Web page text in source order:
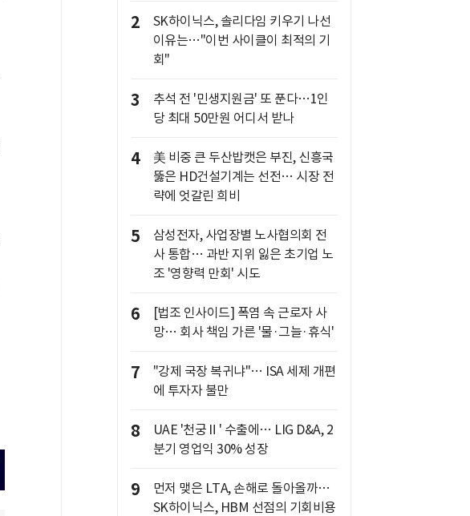
2
SK하이닉스, 솔리다임 키우기 나선
이유는…"이번 사이클이 최적의 기
회"
3
추석 전 '민생지원금' 또 푼다…1인
당 최대 50만원 어디서 받나
4
美 비중 큰 두산밥캣은 부진, 신흥국
뚫은 HD건설기계는 선전… 시장 전
략에 엇갈린 희비
5
삼성전자, 사업장별 노사협의회 전
사 통합… 과반 지위 잃은 초기업 노
조 '영향력 만회' 시도
6
[법조 인사이드] 폭염 속 근로자 사
망… 회사 책임 가른 '물·그늘·휴식'
7
"강제 국장 복귀냐"… ISA 세제 개편
에 투자자 불만
8
UAE '천궁Ⅱ' 수출에… LIG D&A, 2
분기 영업익 30% 성장
9
먼저 맺은 LTA, 손해로 돌아올까…
SK하이닉스, HBM 선점의 기회비용